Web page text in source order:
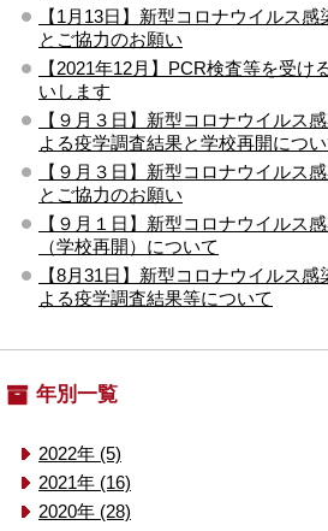
【1月13日】新型コロナウイルス
とご協力のお願い
【2021年12月】PCR検査等を受け
いします
【９月３日】新型コロナウイルス
よる疫学調査結果と学校再開につ
【９月３日】新型コロナウイルス
とご協力のお願い
【９月１日】新型コロナウイルス
（学校再開）について
【8月31日】新型コロナウイルス
よる疫学調査結果等について
年別一覧
2022年 (5)
2021年 (16)
2020年 (28)